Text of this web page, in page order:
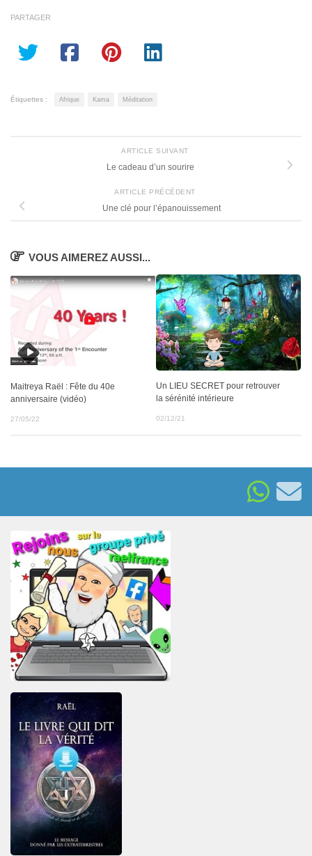
PARTAGER
Étiquettes : Afrique Kama Méditation
ARTICLE SUIVANT
Le cadeau d’un sourire
ARTICLE PRÉCÉDENT
Une clé pour l’épanouissement
VOUS AIMEREZ AUSSI...
Maitreya Raël : Fête du 40e
anniversaire (vidéo)
27/05/22
Un LIEU SECRET pour retrouver
la sérénité intérieure
02/12/21